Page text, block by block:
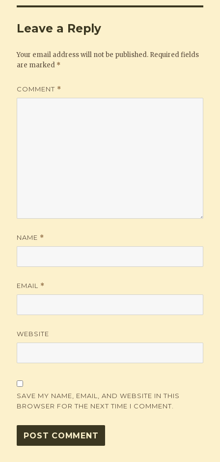
Leave a Reply
Your email address will not be published. Required fields
are marked *
COMMENT *
NAME *
EMAIL *
WEBSITE
SAVE MY NAME, EMAIL, AND WEBSITE IN THIS
BROWSER FOR THE NEXT TIME I COMMENT.